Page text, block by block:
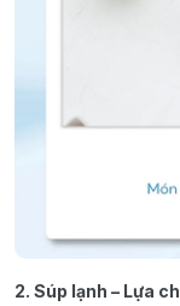
2. Súp lạnh – Lựa